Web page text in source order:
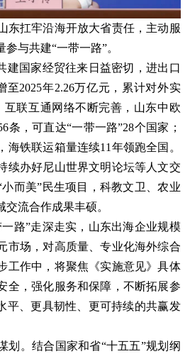
东扛牢沿海开放大省责任，主动服
与共建“一带一路”。
国家经贸往来日益密切，进出口
至2025年2.26万亿元，累计对外实
互联互通网络不断完善，山东中欧
条，可直达“一带一路”28个国家；
海铁联运箱量连续11年领跑全国。
续办好尼山世界文明论坛等人文交
而美”民生项目，科教文卫、农业
流合作成果丰硕。
”走深走实，山东出海企业规模
市场，对高质量、专业化海外综合
工作中，将聚焦《实施意见》具体
全，强化服务和保障，不断拓展参
平、更具韧性、更可持续的共赢发
。结合国家和省“十五五”规划纲